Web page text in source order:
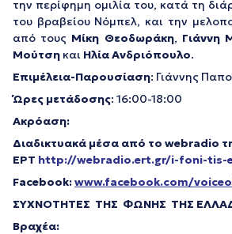
την περίφημη ομιλία του, κατά τη
του βραβείου Νόμπελ, και την
από τους Μίκη Θεοδωράκη, Γιάννη
Μούτση και Ηλία Ανδριόπουλο.
Επιμέλεια-Παρουσίαση: Γιάννης
Ώρες μετάδοσης: 16:00-18:00
Ακρόαση:
Διαδικτυακά μέσα από το webradio
ΕΡΤ http://webradio.ert.gr/i-foni-tis-
Facebook:www.facebook.com/
ΣΥΧΝΟΤΗΤΕΣ ΤΗΣ ΦΩΝΗΣ ΤΗΣ
Βραχέα: